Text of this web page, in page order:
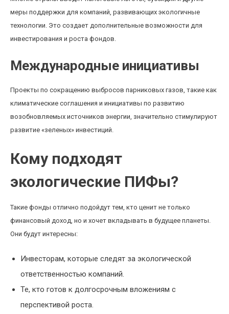
меры поддержки для компаний, развивающих экологичные
технологии. Это создает дополнительные возможности для
инвестирования и роста фондов.
Международные инициативы
Проекты по сокращению выбросов парниковых газов, такие как
климатические соглашения и инициативы по развитию
возобновляемых источников энергии, значительно стимулируют
развитие «зеленых» инвестиций.
Кому подходят
экологические ПИФы?
Такие фонды отлично подойдут тем, кто ценит не только
финансовый доход, но и хочет вкладывать в будущее планеты.
Они будут интересны:
Инвесторам, которые следят за экологической
ответственностью компаний.
Те, кто готов к долгосрочным вложениям с
перспективой роста.